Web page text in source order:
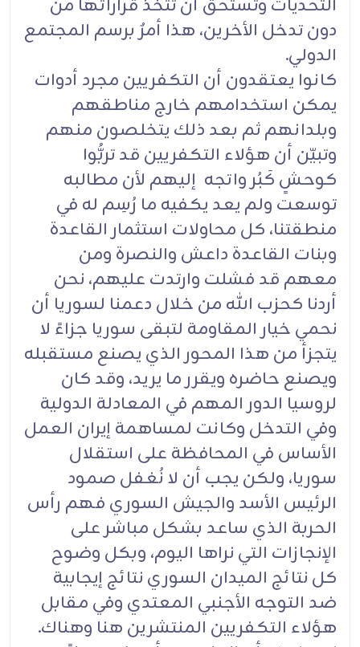
التحديات وتستحق أن تتخذ قراراتها من
دون تدخل الأخرين، هذا أمرٌ برسم المجتمع
الدولي.
كانوا يعتقدون أن التكفريين مجرد أدوات
يمكن استخدامهم خارج مناطقهم
وبلدانهم ثم بعد ذلك يتخلصون منهم
وتبيّن أن هؤلاء التكفريين قد تربُّوا
كوحشٍ كَبُر واتجه إليهم لأن مطالبه
توسعت ولم يعد يكفيه ما رُسِم له في
منطقتنا، كل محاولات استثمار القاعدة
وبنات القاعدة داعش والنصرة ومن
معهم قد فشلت وارتدت عليهم، نحن
أردنا كحزب الله من خلال دعمنا لسوريا أن
نحمي خيار المقاومة لتبقى سوريا جزاءً لا
يتجزأ من هذا المحور الذي يصنع مستقبله
ويصنع حاضره ويقرر ما يريد، وقد كان
لروسيا الدور المهم في المعادلة الدولية
وفي التدخل وكانت لمساهمة إيران العمل
الأساس في المحافظة على استقلال
سوريا، ولكن يجب أن لا نُغفل صمود
الرئيس الأسد والجيش السوري فهم رأس
الحربة الذي ساعد بشكل مباشر على
الإنجازات التي نراها اليوم، وبكل وضوح
كل نتائج الميدان السوري نتائج إيجابية
ضد التوجه الأجنبي المعتدي وفي مقابل
هؤلاء التكفريين المنتشرين هنا وهناك.